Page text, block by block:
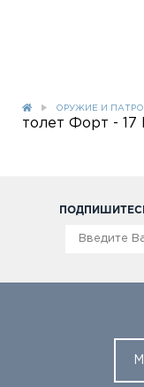
ОРУЖИЕ И
толет Форт - 17